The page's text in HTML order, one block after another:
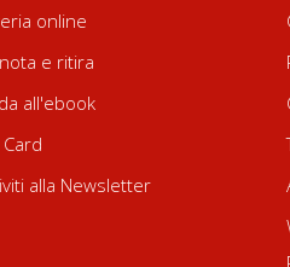
online
e ritira
all'ebook
alla Newsletter